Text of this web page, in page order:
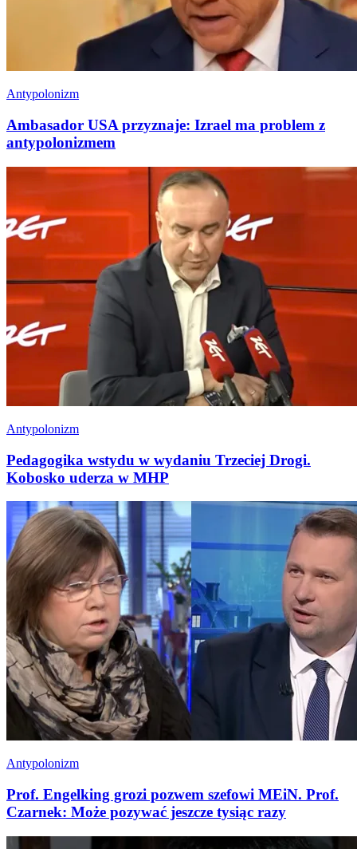
Antypolonizm
Ambasador USA przyznaje: Izrael ma problem z
antypolonizmem
Antypolonizm
Pedagogika wstydu w wydaniu Trzeciej Drogi.
Kobosko uderza w MHP
Antypolonizm
Prof. Engelking grozi pozwem szefowi MEiN. Prof.
Czarnek: Może pozywać jeszcze tysiąc razy